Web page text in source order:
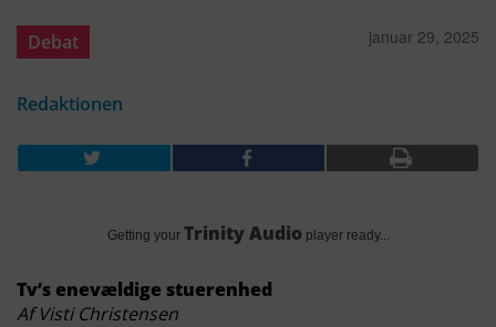
Debat januar 29, 2025
Redaktionen
Getting your Trinity Audio player ready...
Tv’s enevældige stuerenhed
Af Visti Christensen